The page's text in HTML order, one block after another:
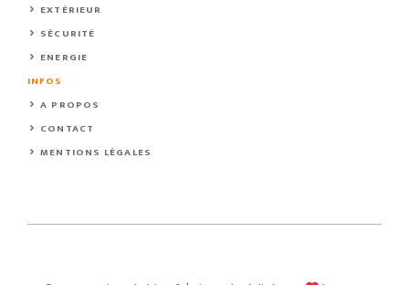
EXTÉRIEUR
SÉCURITÉ
ENERGIE
INFOS
A PROPOS
CONTACT
MENTIONS LÉGALES